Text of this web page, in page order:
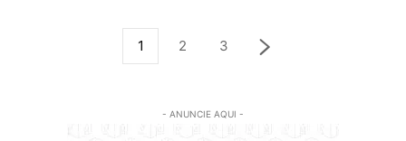
1 2 3
- ANUNCIE AQUI -